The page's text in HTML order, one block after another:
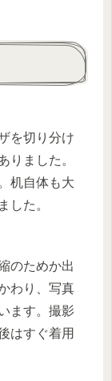
を切り分け
りました。
机自体も大
した。
のためか出
わり、写真
ます。撮影
はすぐ着用